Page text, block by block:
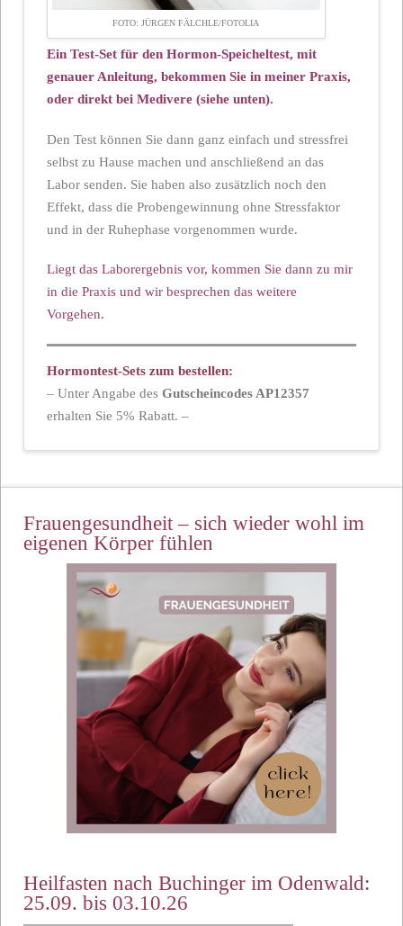
FOTO: JÜRGEN FÄLCHLE/FOTOLIA
Ein Test-Set für den Hormon-Speicheltest, mit
genauer Anleitung, bekommenSie in meiner Praxis,
oder direkt bei Medivere (siehe unten).
Den Test können Sie dann ganz einfach und stressfrei
selbst zu Hause machen und anschließend an das
Labor senden. Sie haben also zusätzlich noch den
Effekt, dass die Probengewinnung ohne Stressfaktor
und in der Ruhephase vorgenommen wurde.
Liegt das Laborergebnis vor, kommen Sie dann zu mir
in die Praxis und wir besprechen das weitere
Vorgehen.
Hormontest-Sets zum bestellen:
– Unter Angabe des Gutscheincodes AP12357
erhalten Sie 5% Rabatt. –
Frauengesundheit – sich wieder wohl im
eigenen Körper fühlen
Heilfasten nach Buchinger im Odenwald:
25.09. bis 03.10.26